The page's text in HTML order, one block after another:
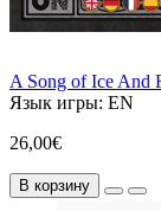
A Song of Ice And
Язык игры: EN
26,00€
В корзину